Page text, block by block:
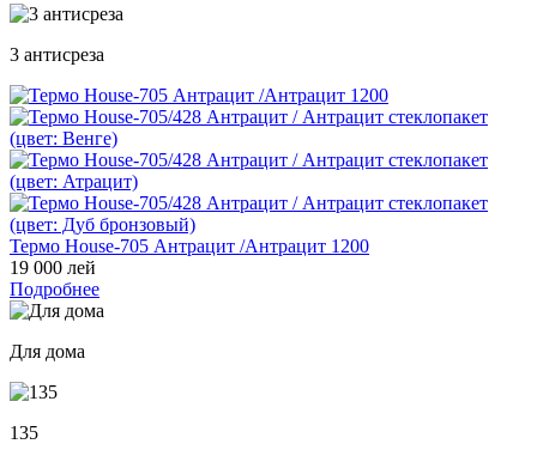
3 антисреза
Термо House-705 Антрацит /Антрацит 1200
19 000 лей
Подробнее
Для дома
135